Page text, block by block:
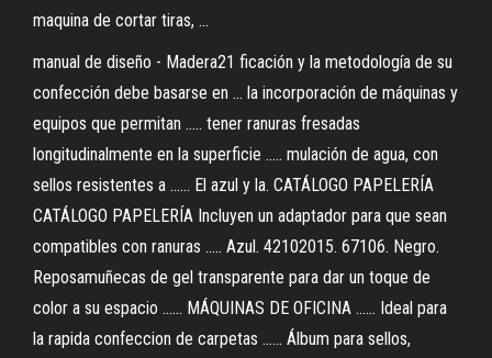
maquina de cortar tiras, ...
manual de diseño - Madera21 ficación y la metodología de su
confección debe basarse en ... la incorporación de máquinas y
equipos que permitan ..... tener ranuras fresadas
longitudinalmente en la superficie ..... mulación de agua, con
sellos resistentes a ...... El azul y la. CATÁLOGO PAPELERÍA
CATÁLOGO PAPELERÍA Incluyen un adaptador para que sean
compatibles con ranuras ..... Azul. 42102015. 67106. Negro.
Reposamuñecas de gel transparente para dar un toque de
color a su espacio ...... MÁQUINAS DE OFICINA ...... Ideal para
la rapida confeccion de carpetas ...... Álbum para sellos,